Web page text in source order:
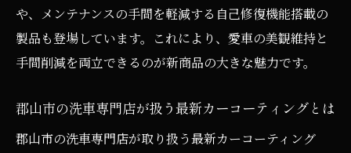
カーコーティング選びで注目すべき新商品
の基準
失敗しないカーコーティング施工店の見極
カーコーティング施工時に押さえておきた
い注意点
や、メンテナンスの手間を軽減する自己修復機能搭載の
製品も登場しています。これにより、愛車の美観維持と
手間削減を両立できるのが新商品の大きな魅力です。
郡山市の洗車専門店が扱う最新カーコーティングとは
郡山市の洗車専門店が取り扱う最新カーコーティング